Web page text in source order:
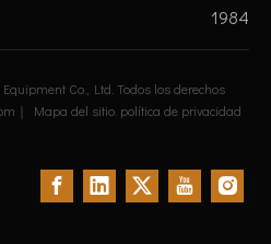
1984
Co., Ltd. Todos los derechos
｜ Mapa del sitio política de privacidad